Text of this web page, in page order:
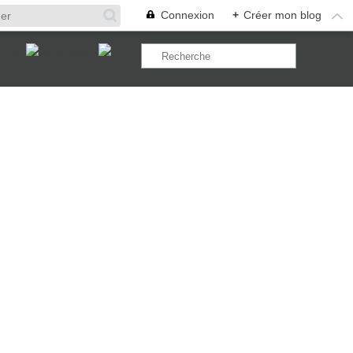
Connexion + Créer mon blog